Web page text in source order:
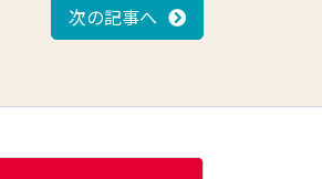
次の記事へ